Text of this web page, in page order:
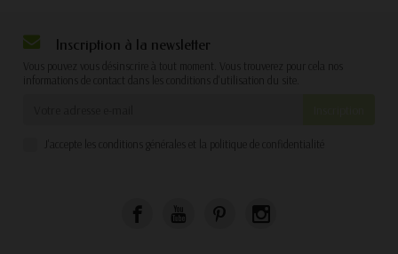
Inscription à la newsletter
Vous pouvez vous désinscrire à tout moment. Vous trouverez pour cela nos
informations de contact dans les conditions d'utilisation du site.
J'accepte les conditions générales et la politique de confidentialité